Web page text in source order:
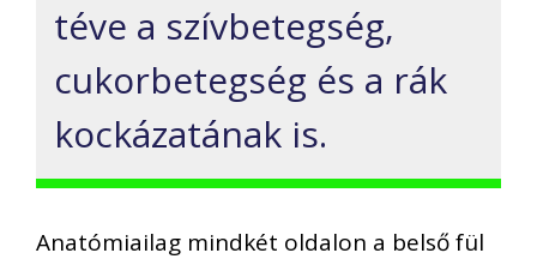
téve a szívbetegség,
cukorbetegség és a rák
kockázatának is.
Anatómiailag mindkét oldalon a belső fül